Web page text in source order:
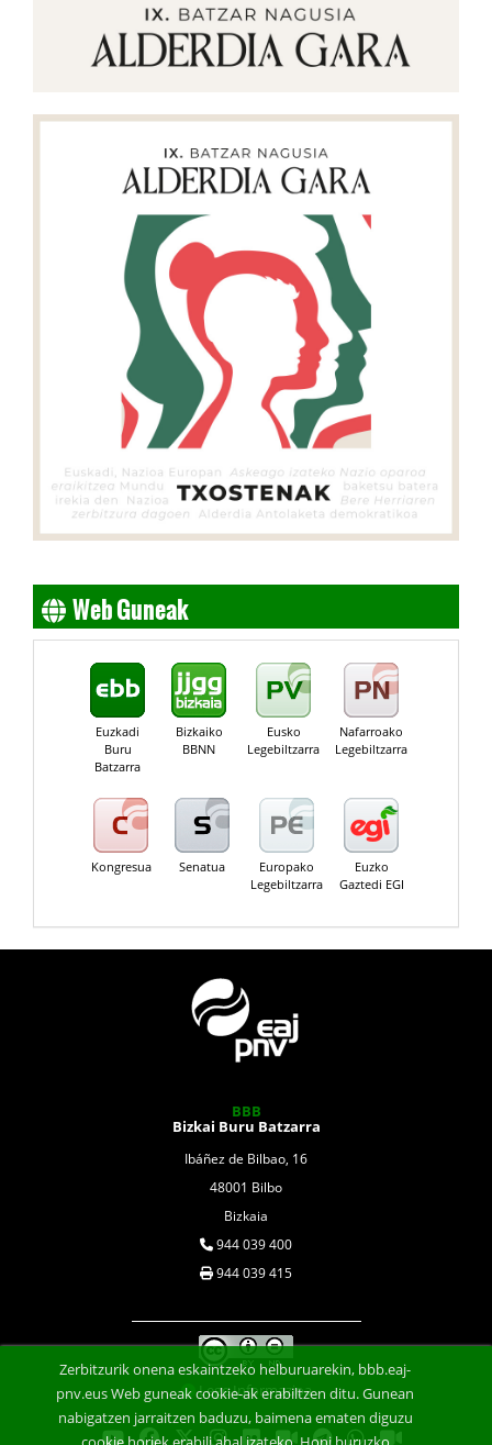
Web Guneak
Euzkadi
Buru
Batzarra
Bizkaiko
BBNN
Eusko
Legebiltzarra
Nafarroako
Legebiltzarra
Kongresua Senatua
Europako
Legebiltzarra
Euzko
Gaztedi EGI
BBB
Bizkai Buru Batzarra
Ibáñez de Bilbao, 16
48001 Bilbo
Bizkaia
944 039 400
944 039 415
Lege Informazioa
Zerbitzurik onena eskaintzeko helburuarekin, bbb.eaj-
pnv.eus Web guneak cookie-ak erabiltzen ditu. Gunean
nabigatzen jarraitzen baduzu, baimena ematen diguzu